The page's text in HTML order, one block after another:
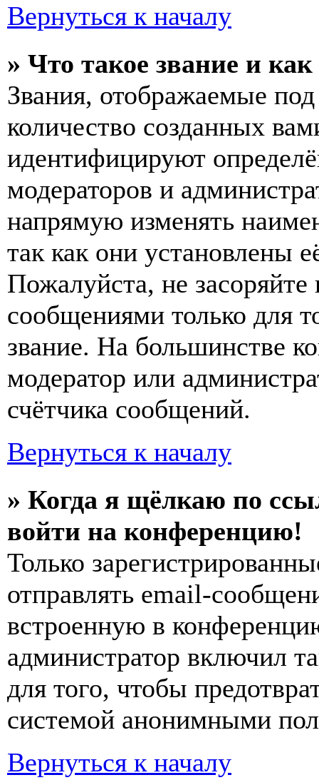
Вернуться к началу
» Что такое звание и
Звания, отображаемые
количество созданных
идентифицируют
модераторов и
напрямую изменять
так как они установлены
Пожалуйста, не
сообщениями только для
звание. На большинстве
модератор или
счётчика сообщений.
Вернуться к началу
» Когда я щёлкаю по
войти на конференцию!
Только
отправлять email-
встроенную в
администратор включил
для того, чтобы
системой анонимными
Вернуться к началу